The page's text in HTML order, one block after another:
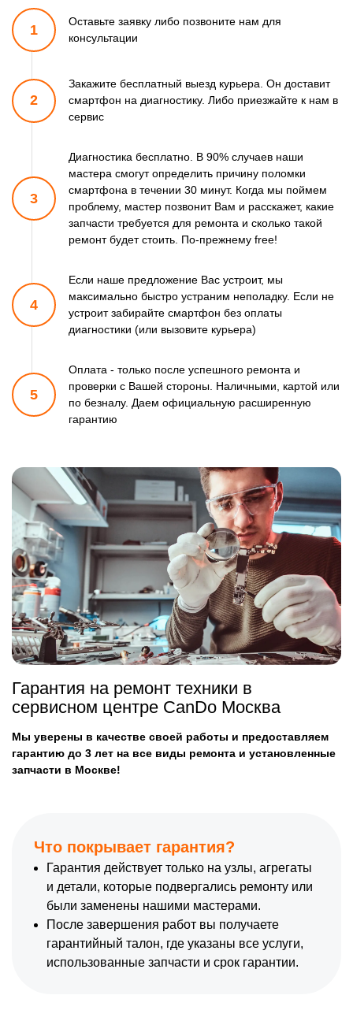
1
Оставьте заявку либо позвоните нам для
консультации
2
Закажите бесплатный выезд курьера. Он доставит
смартфон на диагностику. Либо приезжайте к нам в
сервис
3
Диагностика бесплатно. В 90% случаев наши
мастера смогутопределить причину поломки
смартфона в течении 30 минут. Когда мы поймем
проблему, мастер позвонит Вам и расскажет, какие
запчасти требуется для ремонта и сколько такой
ремонтбудет стоить. По-прежнему free!
4
Если наше предложение Вас устроит, мы
максимально быстро устраним неполадку. Если не
устроит забирайте смартфон без оплаты
диагностики (или вызовите курьера)
5
Оплата - только после успешного ремонта и
проверки с Вашей стороны. Наличными, картой или
по безналу. Даем официальную расширенную
гарантию
Гарантия на ремонт техники в
сервисном центре CanDo Москва
Мы уверены в качестве своей работы и предоставляем
гарантию до 3 лет на все виды ремонта и установленные
запчасти в Москве!
Что покрывает гарантия?
Гарантия действует только на узлы, агрегаты
и детали, которые подвергались ремонту или
были заменены нашими мастерами.
После завершения работ вы получаете
гарантийный талон, где указаны все услуги,
использованные запчасти и срок гарантии.